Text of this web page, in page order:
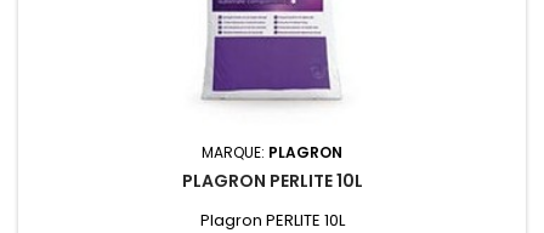
MARQUE: PLAGRON
PLAGRON PERLITE 10L
Plagron PERLITE 10L